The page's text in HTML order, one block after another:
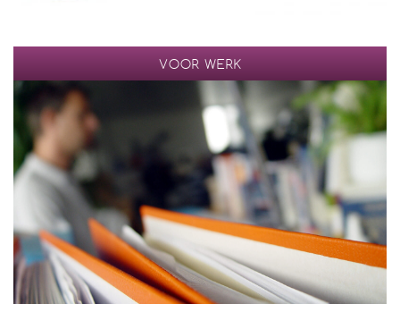
VOOR WERK